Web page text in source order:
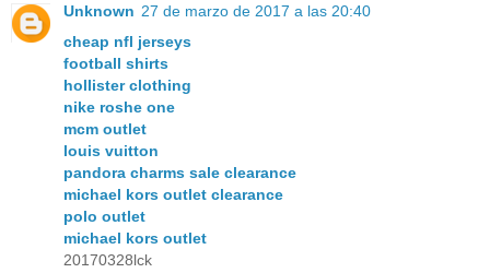
Unknown 27 de marzo de 2017 a las 20:40
cheap nfl jerseys
football shirts
hollister clothing
nike roshe one
mcm outlet
louis vuitton
pandora charms sale clearance
michael kors outlet clearance
polo outlet
michael kors outlet
20170328lck